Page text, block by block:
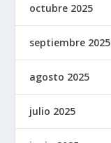
octubre 2025
septiembre 2025
agosto 2025
julio 2025